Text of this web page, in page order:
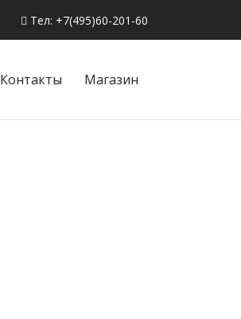
Тел: +7(495)60-201-60
Контакты Магазин